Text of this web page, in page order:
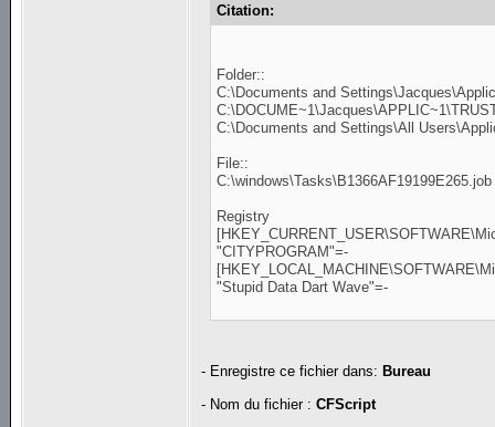
Citation:
Folder::
C:\Documents and
C:\Documents and Settings\All
File::
C:\windows\Tasks\B1366AF19199E265.job
Registry
"CITYPROGRAM"=-
"Stupid Data Dart Wave"=-
- Enregistre ce fichier dans:Bureau
- Nom du fichier :CFScript